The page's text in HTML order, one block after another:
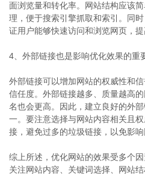
面浏览量和转化率。网站结构应该
理，便于搜索引擎抓取和索引。同
证用户能够快速访问和浏览网页，提
4、外部链接也是影响优化效果的重
外部链接可以增加网站的权威性和
信任度。外部链接越多、质量越高
名也会更高。因此，建立良好的外
一。要注意选择与网站内容相关且
接，避免过多的垃圾链接，以免影响
综上所述，优化网站的效果受多个
关注网站内容、关键词选择、网站